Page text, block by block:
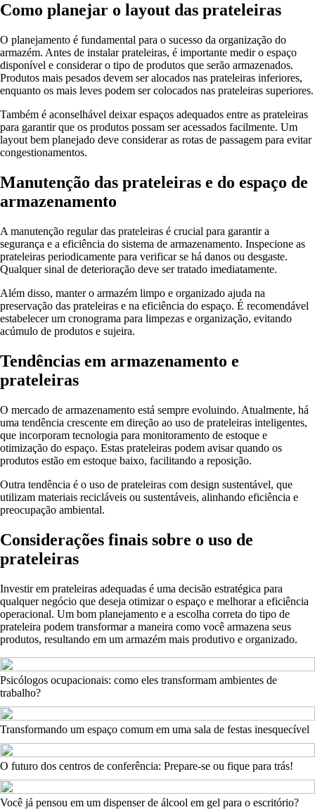
Como planejar o layout das prateleiras
O planejamento é fundamental para o sucesso da organização do
armazém. Antes de instalar prateleiras, é importante medir o espaço
disponível e considerar o tipo de produtos que serão armazenados.
Produtos mais pesados devem ser alocados nas prateleiras inferiores,
enquanto os mais leves podem ser colocados nas prateleiras superiores.
Também é aconselhável deixar espaços adequados entre as prateleiras
para garantir que os produtos possam ser acessados facilmente. Um
layout bem planejado deve considerar as rotas de passagem para evitar
congestionamentos.
Manutenção das prateleiras e do espaço de
armazenamento
A manutenção regular das prateleiras é crucial para garantir a
segurança e a eficiência do sistema de armazenamento. Inspecione as
prateleiras periodicamente para verificar se há danos ou desgaste.
Qualquer sinal de deterioração deve ser tratado imediatamente.
Além disso, manter o armazém limpo e organizado ajuda na
preservação das prateleiras e na eficiência do espaço. É recomendável
estabelecer um cronograma para limpezas e organização, evitando
acúmulo de produtos e sujeira.
Tendências em armazenamento e
prateleiras
O mercado de armazenamento está sempre evoluindo. Atualmente, há
uma tendência crescente em direção ao uso de prateleiras inteligentes,
que incorporam tecnologia para monitoramento de estoque e
otimização do espaço. Estas prateleiras podem avisar quando os
produtos estão em estoque baixo, facilitando a reposição.
Outra tendência é o uso de prateleiras com design sustentável, que
utilizam materiais recicláveis ou sustentáveis, alinhando eficiência e
preocupação ambiental.
Considerações finais sobre o uso de
prateleiras
Investir em prateleiras adequadas é uma decisão estratégica para
qualquer negócio que deseja otimizar o espaço e melhorar a eficiência
operacional. Um bom planejamento e a escolha correta do tipo de
prateleira podem transformar a maneira como você armazena seus
produtos, resultando em um armazém mais produtivo e organizado.
Psicólogos ocupacionais: como eles transformam ambientes de
trabalho?
Transformando um espaço comum em uma sala de festas inesquecível
O futuro dos centros de conferência: Prepare-se ou fique para trás!
Você já pensou em um dispenser de álcool em gel para o escritório?